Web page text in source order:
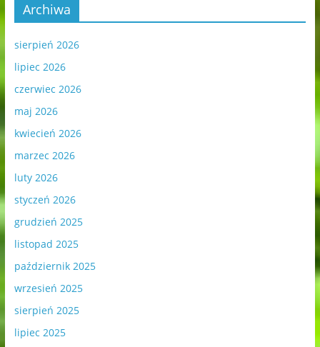
Archiwa
sierpień 2026
lipiec 2026
czerwiec 2026
maj 2026
kwiecień 2026
marzec 2026
luty 2026
styczeń 2026
grudzień 2025
listopad 2025
październik 2025
wrzesień 2025
sierpień 2025
lipiec 2025